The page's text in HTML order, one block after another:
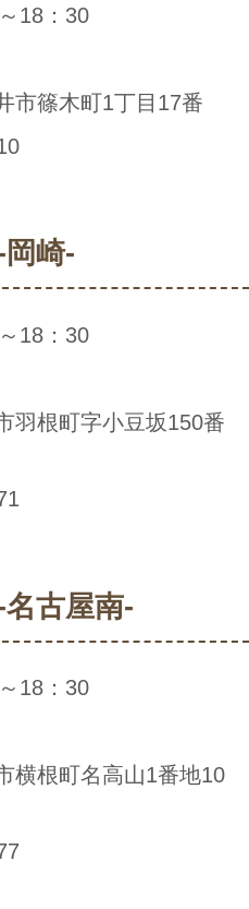
18：30
市篠木町1丁目17番
崎-
18：30
羽根町字小豆坂150番
古屋南-
18：30
横根町名高山1番地10